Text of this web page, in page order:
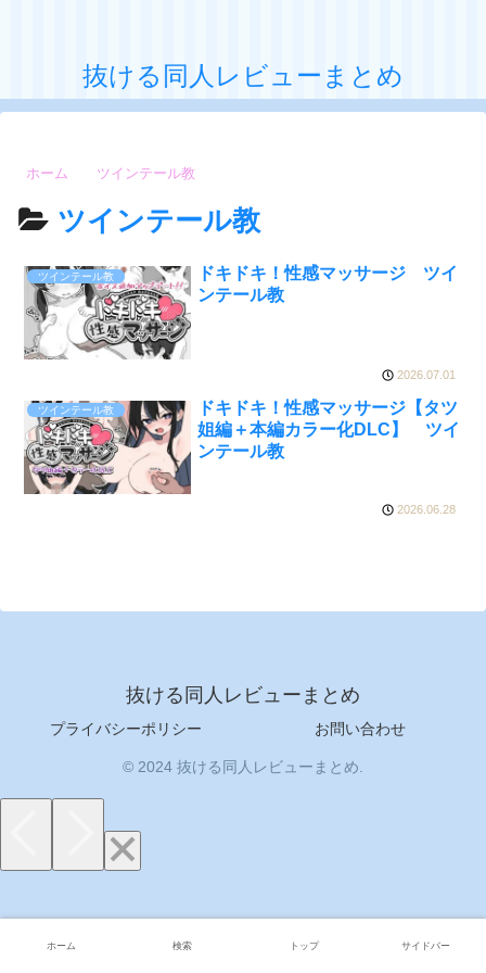
抜ける同人レビューまとめ
ホーム ツインテール教
ツインテール教
ツインテール教
ドキドキ！性感マッサージ ツイ
ンテール教
2026.07.01
ツインテール教
ドキドキ！性感マッサージ【タツ
姐編＋本編カラー化DLC】 ツイ
ンテール教
2026.06.28
抜ける同人レビューまとめ
プライバシーポリシー お問い合わせ
© 2024 抜ける同人レビューまとめ.
ホーム 検索 トップ サイドバー